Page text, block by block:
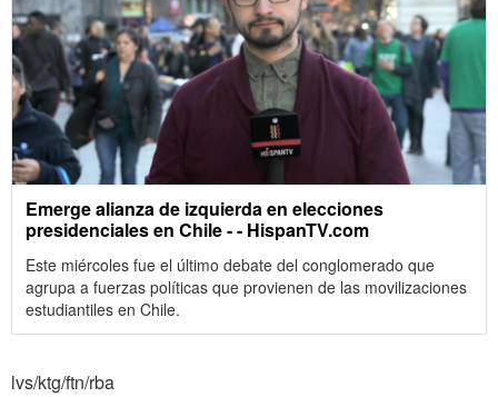
Emerge alianza de izquierda en elecciones
presidenciales en Chile - - HispanTV.com
Este miércoles fue el último debate del conglomerado que
agrupa a fuerzas políticas que provienen de las movilizaciones
estudiantiles en Chile.
lvs/ktg/ftn/rba